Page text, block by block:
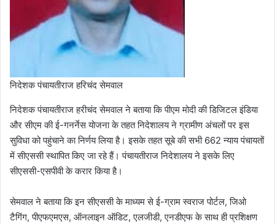
निदेशक पंचायतीराज हरिचंद सेमवाल
निदेशक पंचायतीराज हरीचंद सेमवाल ने बताया कि पीएम मोदी की डिजिटल इंडिया
और सीएम की ई-गनर्नेस योजना के तहत निदेशालय ने ग्रामीण अंचलों पर इस
सुविधा को पहुंचाने का निर्णय लिया है। इसके तहत सूबे की सभी 662 न्याय पंचायतों
में सीएससी स्थापित किए जा रहे हैं। पंचायतीराज निदेशालय ने इसके लिए
सीएससी-एसपीवी के करार किया है।
सेमवाल ने बताया कि इन सीएससी के माध्यम से ई-ग्राम स्वराज पोर्टल, जिओ
टैगिंग, पीएफएमएस, ऑनलाइन ऑडिट, एलजीडी, एनडीएफ के साथ ही प्रशिक्षण